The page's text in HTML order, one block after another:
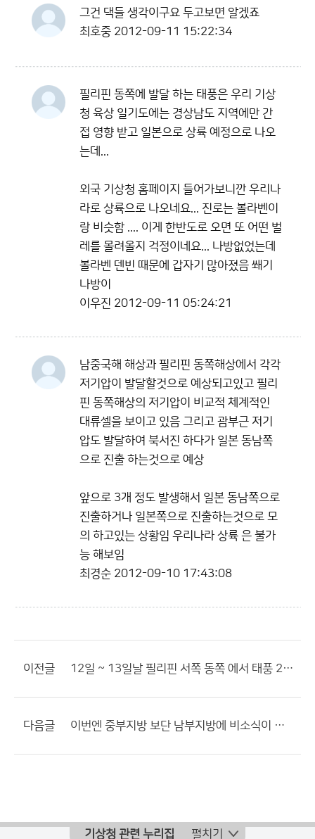
그건 댁들 생각이구요 두고보면 알겠죠
최호중 2012-09-11 15:22:34
필리핀 동쪽에 발달 하는 태풍은 우리 기상
청 육상 일기도에는 경상남도 지역에만 간
접 영향 받고 일본으로 상륙 예정으로 나오
는데...
외국 기상청 홈페이지 들어가보니깐 우리나
라로 상륙으로 나오네요... 진로는 볼라벤이
랑 비슷함 .... 이게 한반도로 오면 또 어떤 벌
레를 몰려올지 걱정이네요... 나방없었는데
볼라벤 덴빈 때문에 갑자기 많아졌음 쐐기
나방이
이우진 2012-09-11 05:24:21
남중국해 해상과 필리핀 동쪽해상에서 각각
저기압이 발달할것으로 예상되고있고 필리
핀 동쪽해상의 저기압이 비교적 체계적인
대류셀을 보이고 있음 그리고 괌부근 저기
압도 발달하여 북서진 하다가 일본 동남쪽
으로 진출 하는것으로 예상
앞으로 3개 정도 발생해서 일본 동남쪽으로
진출하거나 일본쪽으로 진출하는것으로 모
의 하고있는 상황임 우리나라 상륙 은 불가
능 해보임
최경순 2012-09-10 17:43:08
이전글 12일 ~ 13일날 필리핀 서쪽 동쪽 에서 태풍 2개가 발달할듯....
다음글 이번엔 중부지방 보단 남부지방에 비소식이 잦네요..
기상청 관련 누리집 펼치기